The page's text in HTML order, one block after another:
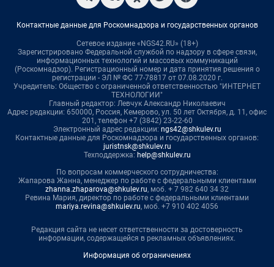
Контактные данные для Роскомнадзора и государственных органов
Сетевое издание «NGS42.RU» (18+)
Зарегистрировано Федеральной службой по надзору в сфере связи,
информационных технологий и массовых коммуникаций
(Роскомнадзор). Регистрационный номер и дата принятия решения о
регистрации - ЭЛ № ФС 77-78817 от 07.08.2020 г.
Учредитель: Общество с ограниченной ответственностью "ИНТЕРНЕТ
ТЕХНОЛОГИИ"
Главный редактор: Левчук Александр Николаевич
Адрес редакции: 650000, Россия, Кемерово, ул. 50 лет Октября, д. 11, офис
201, телефон +7 (3842) 23-22-60
Электронный адрес редакции: ngs42@shkulev.ru
Контактные данные для Роскомнадзора и государственных органов:
juristnsk@shkulev.ru
Техподдержка: help@shkulev.ru
По вопросам коммерческого сотрудничества:
Жапарова Жанна, менеджер по работе с федеральными клиентами
zhanna.zhaparova@shkulev.ru, моб. + 7 982 640 34 32
Ревина Мария, директор по работе с федеральными клиентами
mariya.revina@shkulev.ru, моб. +7 910 402 4056
Редакция сайта не несет ответственности за достоверность
информации, содержащейся в рекламных объявлениях.
Информация об ограничениях